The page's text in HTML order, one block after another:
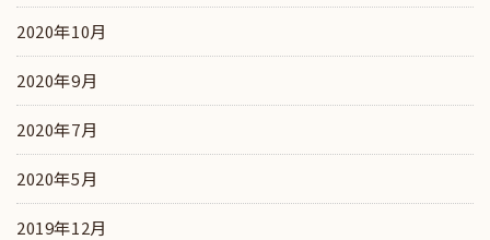
2020年10月
2020年9月
2020年7月
2020年5月
2019年12月